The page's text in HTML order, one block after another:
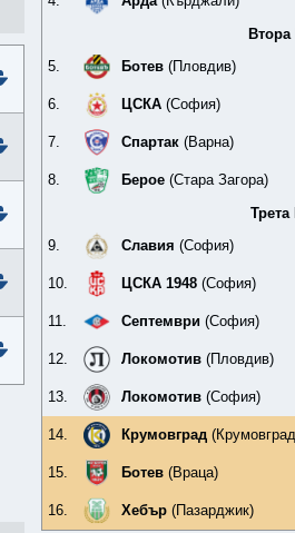
Втора
5.
Ботев (Пловдив)
6. ЦСКА (София)
7. Спартак (Варна)
8. Берое (Стара Загора)
Трета
9.
Славия (София)
10. ЦСКА 1948 (София)
11. Септември (София)
12. Локомотив (Пловдив)
13. Локомотив (София)
14. Крумовград
15. Ботев (Враца)
16. Хебър (Пазарджик)